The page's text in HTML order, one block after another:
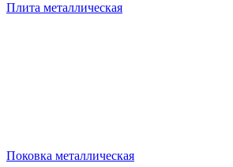
Плита металлическая
Поковка металлическая